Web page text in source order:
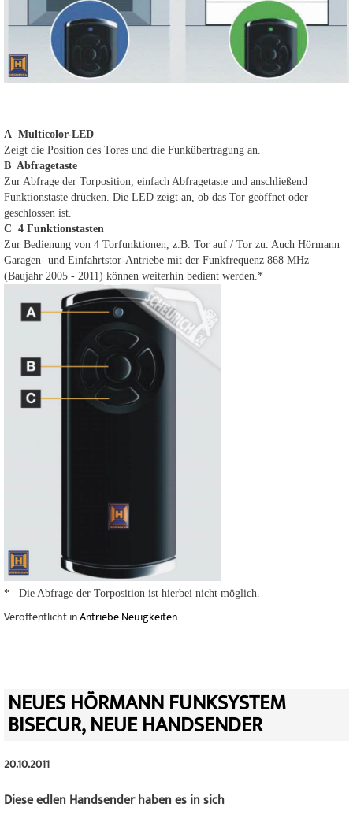
A Multicolor-LED
Zeigt die Position des Tores und die Funkübertragung an.
B Abfragetaste
Zur Abfrage der Torposition, einfach Abfragetaste und anschließend
Funktionstaste drücken. Die LED zeigt an, ob das Tor geöffnet oder
geschlossen ist.
C 4 Funktionstasten
Zur Bedienung von 4 Torfunktionen, z.B. Tor auf / Tor zu. Auch Hörmann
Garagen- und Einfahrtstor-Antriebe mit der Funkfrequenz 868 MHz
(Baujahr 2005 - 2011) können weiterhin bedient werden.*
* Die Abfrage der Torposition ist hierbei nicht möglich.
Veröffentlicht inAntriebe Neuigkeiten
NEUES HÖRMANN FUNKSYSTEM
BISECUR, NEUE HANDSENDER
20.10.2011
Diese edlen Handsender haben es in sich